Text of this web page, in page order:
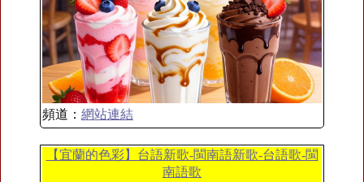
頻道： 網站連結
【宜蘭的色彩】台語新歌-閩南語新歌-台語歌-閩
南語歌